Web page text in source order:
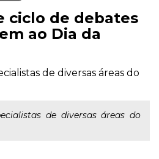
ciclo de debates
ao Dia da
de diversas áreas do
de diversas áreas do